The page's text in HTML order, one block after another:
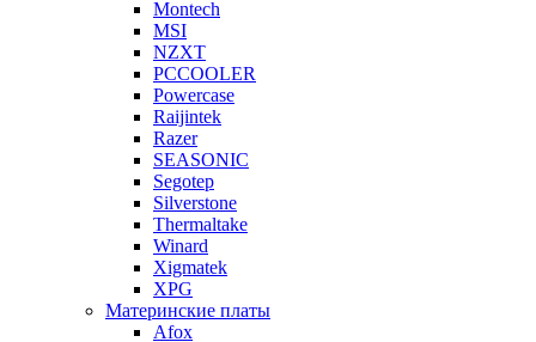
Montech
MSI
NZXT
PCCOOLER
Powercase
Raijintek
Razer
SEASONIC
Segotep
Silverstone
Thermaltake
Winard
Xigmatek
XPG
Материнские платы
Afox